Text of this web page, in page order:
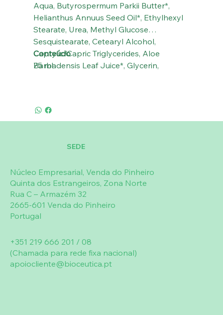
Aqua, Butyrospermum Parkii Butter*,
Helianthus Annuus Seed Oil*, Ethylhexyl
Stearate, Urea, Methyl Glucose
Sesquistearate, Cetearyl Alcohol,
Caprylic/Capric Triglycerides, Aloe
Barbadensis Leaf Juice*, Glycerin,
Acid, Benzyl Alcohol, Potassium Sorbate,
hipoalergénico).
Conteúdo
75 ml
+351 219 666 201 / 08
(Chamada para rede fixa nacional)
apoiocliente@bioceutica.pt
Núcleo Empresarial, Venda do Pinheiro
Quinta dos Estrangeiros, Zona Norte
Rua C – Armazém 32
2665-601 Venda do Pinheiro
Portugal
SEDE